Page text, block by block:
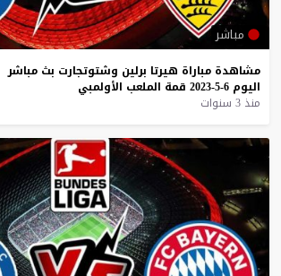
مباشر
مشاهدة مباراة هيرتا برلين وشتوتجارت بث مباشر
اليوم 6-5-2023 قمة الملعب الأولمبي
منذ 3 سنوات